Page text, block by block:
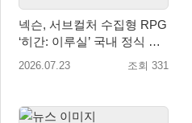
넥슨, 서브컬처 수집형 RPG
‘히간: 이루실’ 국내 정식 출
시
2026.07.23 조회 331